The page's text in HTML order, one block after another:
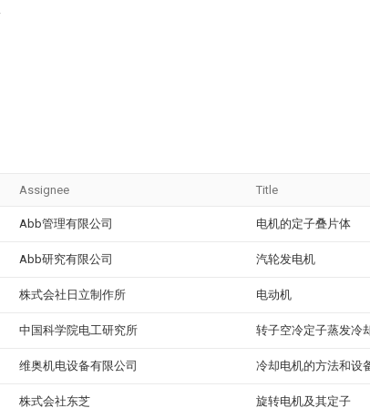
Assignee Title
Abb管理有限公司 电机的定子叠片体
Abb研究有限公司 汽轮发电机
株式会社日立制作所 电动机
中国科学院电工研究所 转子空冷定子蒸发冷
维奥机电设备有限公司 冷却电机的方法和设
株式会社东芝 旋转电机及其定子